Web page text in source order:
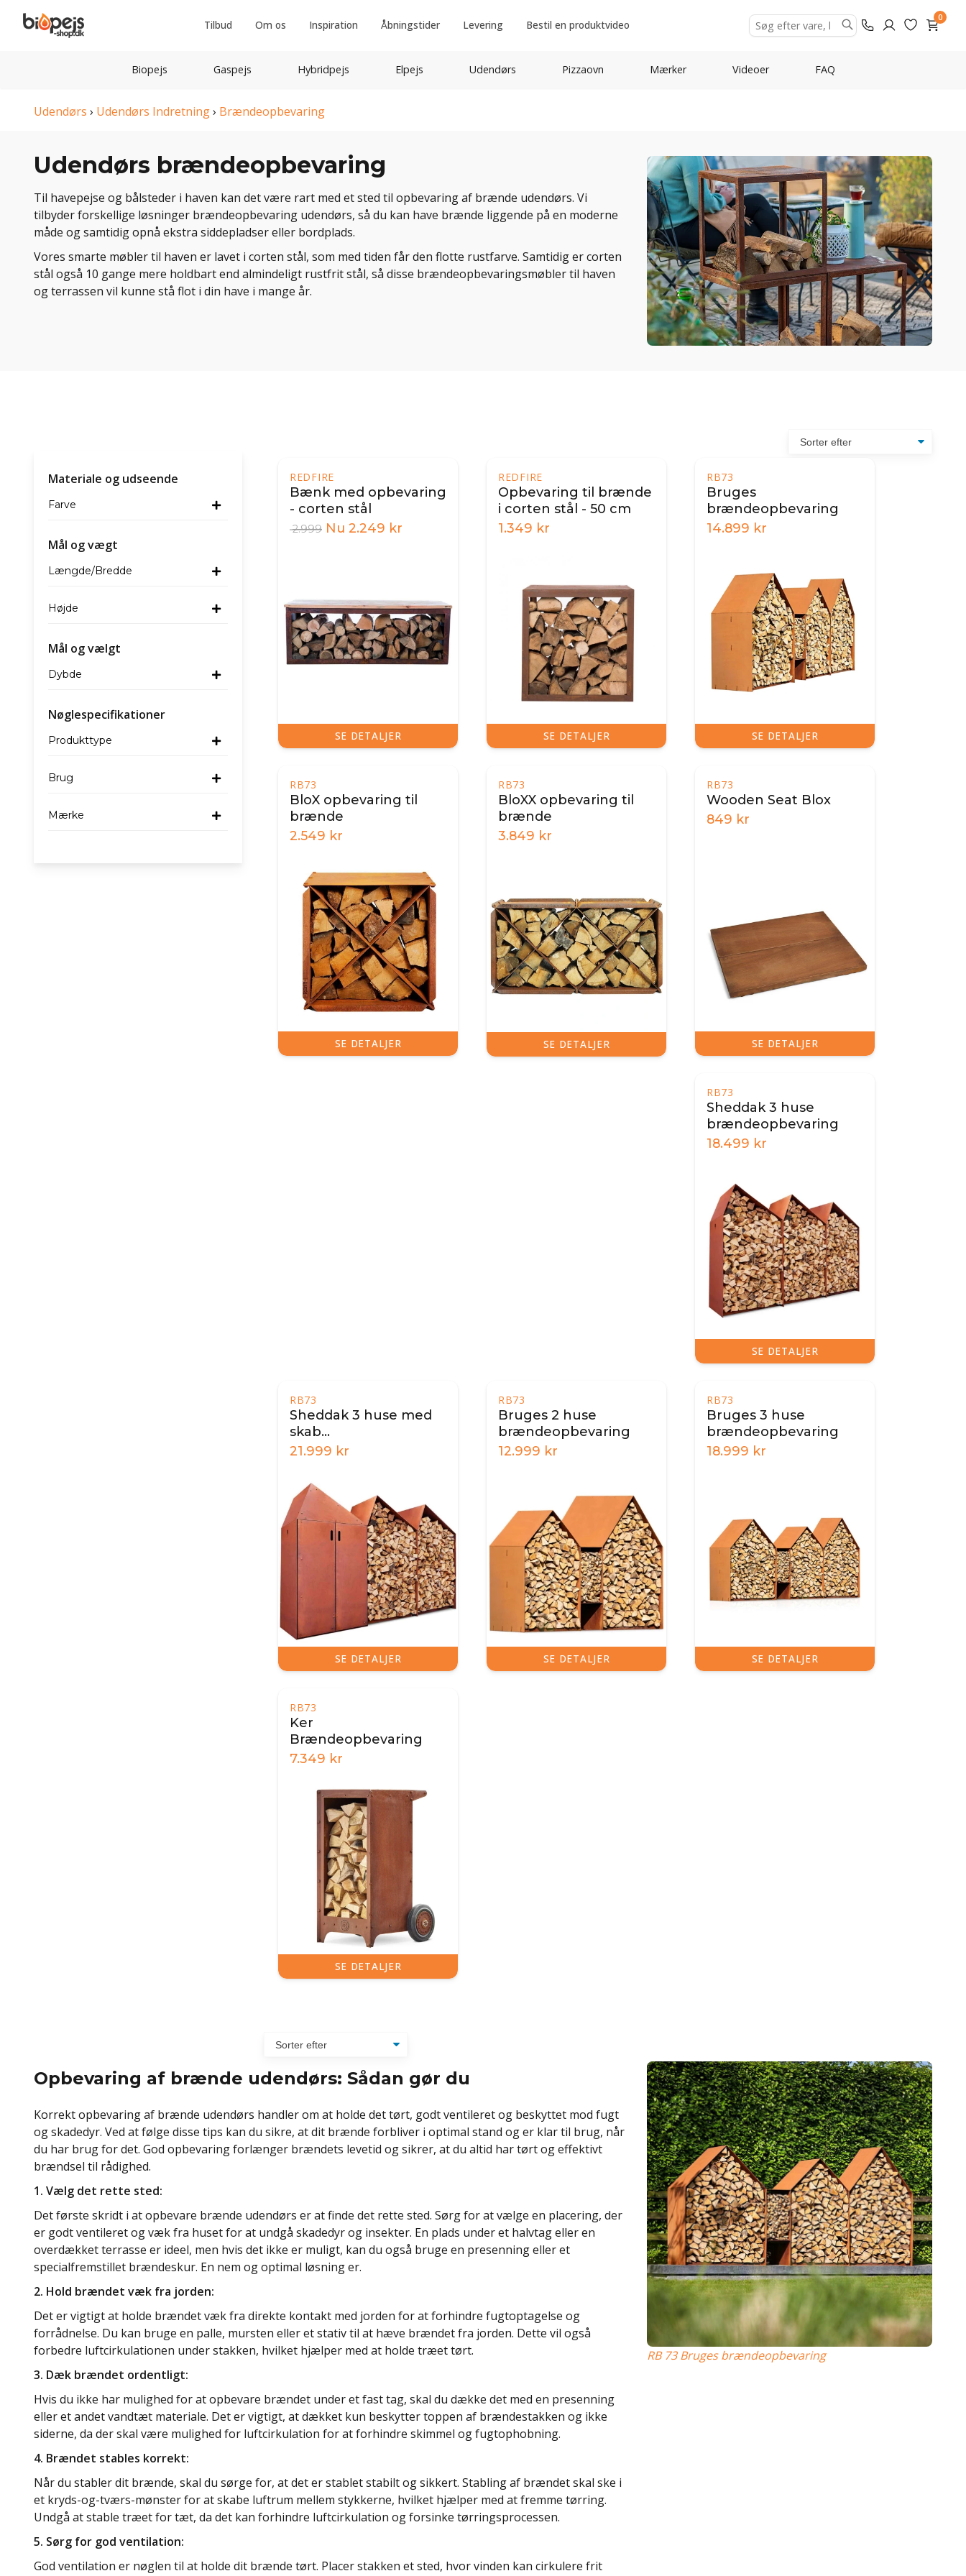
Tilbud Om os Inspiration Åbningstider Levering Bestil en produktvideo
0
Biopejs Gaspejs Hybridpejs Elpejs Udendørs Pizzaovn Mærker Videoer FAQ
Udendørs › Udendørs Indretning› Brændeopbevaring
Udendørs brændeopbevaring
Til havepejse og bålsteder i haven kan det være rart med et sted til opbevaring af brænde udendørs. Vi
tilbyder forskellige løsninger brændeopbevaring udendørs, så du kan have brænde liggende på en moderne
måde og samtidig opnå ekstra siddepladser eller bordplads.
Vores smarte møbler til haven er lavet i corten stål, som med tiden får den flotte rustfarve. Samtidig er corten
stål også 10 gange mere holdbart end almindeligt rustfrit stål, så disse brændeopbevaringsmøbler til haven
og terrassen vil kunne stå flot i din have i mange år.
Materiale og udseende
Farve
Mål og vægt
Længde/Bredde
Højde
Mål og vælgt
Dybde
Nøglespecifikationer
Produkttype
Brug
Mærke
REDFIRE
Bænk med opbevaring
- corten stål
2.999 Nu 2.249 kr
SE DETALJER
REDFIRE
Opbevaring til brænde
i corten stål - 50 cm
1.349 kr
SE DETALJER
RB73
Bruges
brændeopbevaring
14.899 kr
SE DETALJER
RB73
BloX opbevaring til
brænde
2.549 kr
SE DETALJER
RB73
BloXX opbevaring til
brænde
3.849 kr
SE DETALJER
RB73
Wooden Seat Blox
849 kr
SE DETALJER
RB73
Sheddak 3 huse
brændeopbevaring
18.499 kr
SE DETALJER
RB73
Sheddak 3 huse med
skab
brændeopbevaring
21.999 kr
SE DETALJER
RB73
Bruges 2 huse
brændeopbevaring
12.999 kr
SE DETALJER
RB73
Bruges 3 huse
brændeopbevaring
18.999 kr
SE DETALJER
RB73
Ker
Brændeopbevaring
7.349 kr
SE DETALJER
Opbevaring af brænde udendørs: Sådan gør du
Korrekt opbevaring af brænde udendørs handler om at holde det tørt, godt ventileret og beskyttet mod fugt
og skadedyr. Ved at følge disse tips kan du sikre, at dit brænde forbliver i optimal stand og er klar til brug, når
du har brug for det. God opbevaring forlænger brændets levetid og sikrer, at du altid har tørt og effektivt
brændsel til rådighed.
1. Vælg det rette sted:
Det første skridt i at opbevare brænde udendørs er at finde det rette sted. Sørg for at vælge en placering, der
er godt ventileret og væk fra huset for at undgå skadedyr og insekter. En plads under et halvtag eller en
overdækket terrasse er ideel, men hvis det ikke er muligt, kan du også bruge en presenning eller et
specialfremstillet brændeskur. En nem og optimal løsning er.
2. Hold brændet væk fra jorden:
Det er vigtigt at holde brændet væk fra direkte kontakt med jorden for at forhindre fugtoptagelse og
forrådnelse. Du kan bruge en palle, mursten eller et stativ til at hæve brændet fra jorden. Dette vil også
forbedre luftcirkulationen under stakken, hvilket hjælper med at holde træet tørt.
3. Dæk brændet ordentligt:
Hvis du ikke har mulighed for at opbevare brændet under et fast tag, skal du dække det med en presenning
eller et andet vandtæt materiale. Det er vigtigt, at dækket kun beskytter toppen af brændestakken og ikke
siderne, da der skal være mulighed for luftcirkulation for at forhindre skimmel og fugtophobning.
4. Brændet stables korrekt:
Når du stabler dit brænde, skal du sørge for, at det er stablet stabilt og sikkert. Stabling af brændet skal ske i
et kryds-og-tværs-mønster for at skabe luftrum mellem stykkerne, hvilket hjælper med at fremme tørring.
Undgå at stable træet for tæt, da det kan forhindre luftcirkulation og forsinke tørringsprocessen.
5. Sørg for god ventilation:
God ventilation er nøglen til at holde dit brænde tørt. Placer stakken et sted, hvor vinden kan cirkulere frit
RB 73 Bruges brændeopbevaring